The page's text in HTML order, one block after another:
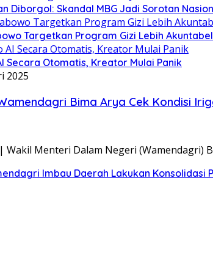
Diborgol: Skandal MBG Jadi Sorotan
Targetkan Program Gizi Lebih
Secara Otomatis, Kreator Mulai Panik
2025
Bima Arya Cek Kondisi
|| Wakil Menteri Dalam Negeri
Imbau Daerah Lakukan Konsolidasi